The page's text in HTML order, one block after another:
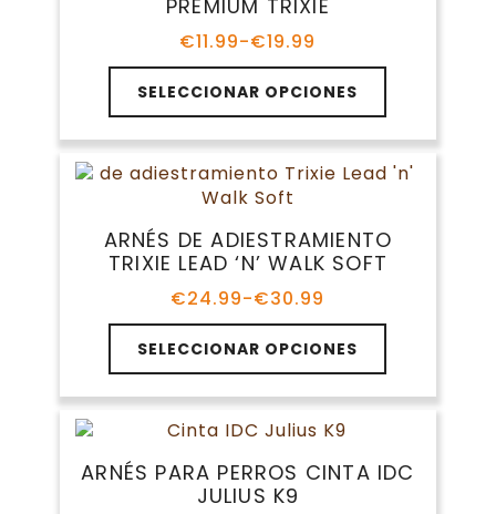
pueden
en
página
de
producto
PREMIUM TRIXIE
€11.99-€19.99
Rango
de
precios:
desde
€11.99
hasta
€19.99
SELECCIONAR OPCIONES
Este
producto
tiene
múltiples
variantes.
opciones
se
pueden
en
página
de
producto
ARNÉS DE ADIESTRAMIENTO
TRIXIE LEAD ‘N’ WALK SOFT
€24.99-€30.99
Rango
de
precios:
desde
€24.99
hasta
€30.99
SELECCIONAR OPCIONES
Este
producto
tiene
múltiples
variantes.
Las
opciones
ARNÉS PARA PERROS CINTA IDC
JULIUS K9